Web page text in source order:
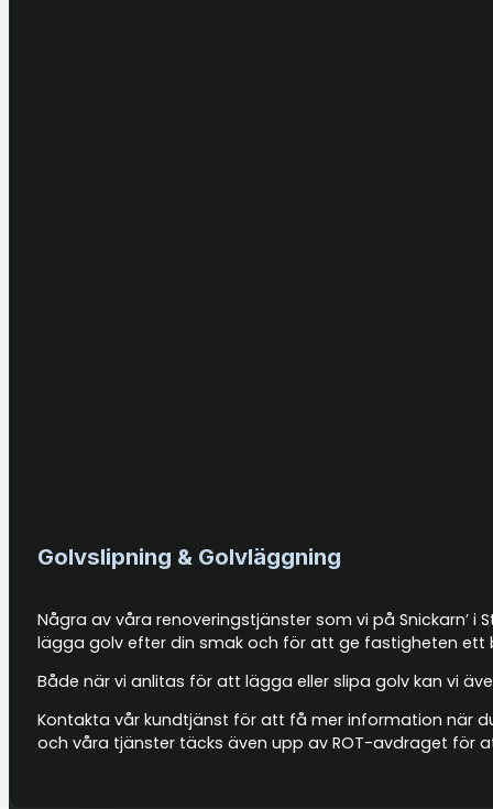
Golvslipning & Golvläggning
Några av våra renoveringstjänster som vi på
lägga golv efter din smak och för att ge fastigheten ett
Både när vi anlitas för att lägga eller slipa golv kan vi
Kontakta vår kundtjänst för att få mer information när
och våra tjänster täcks även upp av ROT-avdraget för